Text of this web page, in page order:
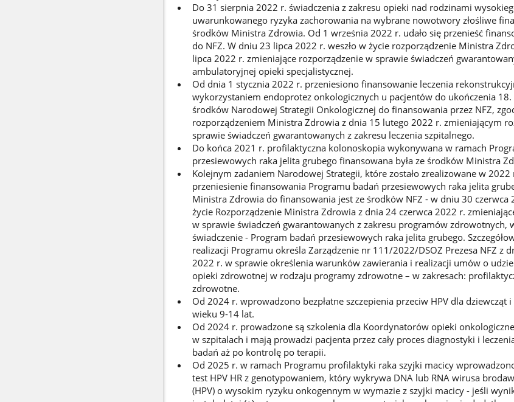
Do 31 sierpnia 2022 r. świadczenia z zakresu opieki nad rodzinami
uwarunkowanego ryzyka zachorowania na wybrane nowotwory złośliwe
środków Ministra Zdrowia. Od 1 września 2022 r. udało się przenieść
do NFZ. W dniu 23 lipca 2022 r. weszło w życie rozporządzenie Ministra
lipca 2022 r. zmieniające rozporządzenie w sprawie świadczeń
ambulatoryjnej opieki specjalistycznej.
Od dnia 1 stycznia 2022 r. przeniesiono finansowanie leczenia
wykorzystaniem endoprotez onkologicznych u pacjentów do ukończenia 18.
środków Narodowej Strategii Onkologicznej do finansowania przez NFZ,
rozporządzeniem Ministra Zdrowia z dnia 15 lutego 2022 r. zmieniającym
sprawie świadczeń gwarantowanych z zakresu leczenia szpitalnego.
Do końca 2021 r. profilaktyczna kolonoskopia wykonywana w ramach
przesiewowych raka jelita grubego finansowana była ze środków Ministra
Kolejnym zadaniem Narodowej Strategii, które zostało zrealizowane w 2022
przeniesienie finansowania Programu badań przesiewowych raka jelita
Ministra Zdrowia do finansowania jest ze środków NFZ - w dniu 30 czerwca
życie Rozporządzenie Ministra Zdrowia z dnia 24 czerwca 2022 r.
w sprawie świadczeń gwarantowanych z zakresu programów zdrowotnych,
świadczenie - Program badań przesiewowych raka jelita grubego.
realizacji Programu określa Zarządzenie nr 111/2022/DSOZ Prezesa NFZ z
2022 r. w sprawie określenia warunków zawierania i realizacji umów o
opieki zdrowotnej w rodzaju programy zdrowotne – w zakresach:
zdrowotne.
Od 2024 r. wprowadzono bezpłatne szczepienia przeciw HPV dla dziewcząt i
wieku 9-14 lat.
Od 2024 r. prowadzone są szkolenia dla Koordynatorów opieki
w szpitalach i mają prowadzi pacjenta przez cały proces diagnostyki i
badań aż po kontrolę po terapii.
Od 2025 r. w ramach Programu profilaktyki raka szyjki macicy
test HPV HR z genotypowaniem, który wykrywa DNA lub RNA wirusa
(HPV) o wysokim ryzyku onkogennym w wymazie z szyjki macicy - jeśli